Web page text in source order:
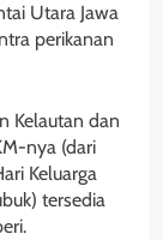
Utara Jawa
perikanan
Kelautan dan
nya (dari
Keluarga
tersedia